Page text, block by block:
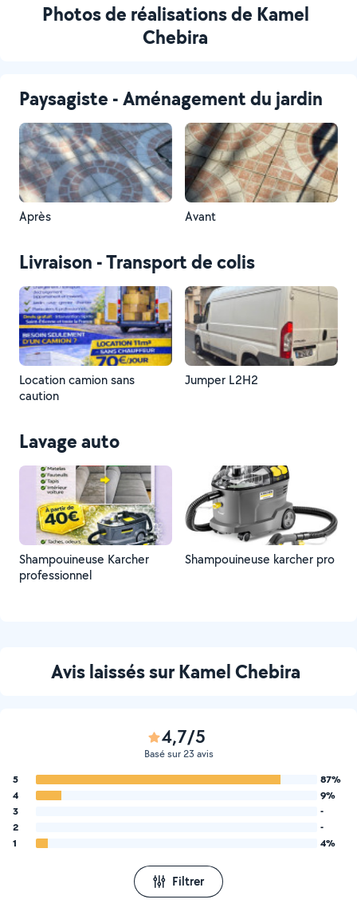
Photos de réalisations de Kamel
Chebira
Paysagiste - Aménagement du jardin
Après Avant
Livraison - Transport de colis
Location camion sans
caution
Jumper L2H2
Lavage auto
Shampouineuse Karcher
professionnel
Shampouineuse karcher pro
Avis laissés sur Kamel Chebira
4,7/5
Basé sur 23 avis
5
87%
4
9%
3
-
2
-
1
4%
Filtrer